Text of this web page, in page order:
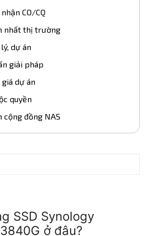
CO/CQ
nhất thị trường
dự án
giải pháp
dự án
quyền
cộng đồng NAS
SSD Synology
ở đâu?